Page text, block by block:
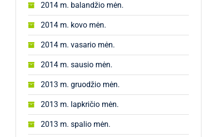
2014 m. balandžio mėn.
2014 m. kovo mėn.
2014 m. vasario mėn.
2014 m. sausio mėn.
2013 m. gruodžio mėn.
2013 m. lapkričio mėn.
2013 m. spalio mėn.